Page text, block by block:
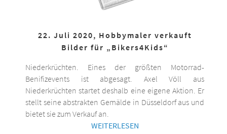
22. Juli 2020, Hobbymaler verkauft
Bilder für „Bikers4Kids“
Niederkrüchten. Eines der größten Motorrad-
Benifizevents ist abgesagt. Axel Völl aus
Niederkrüchten startet deshalb eine eigene Aktion. Er
stellt seine abstrakten Gemälde in Düsseldorf aus und
bietet sie zum Verkauf an.
WEITERLESEN